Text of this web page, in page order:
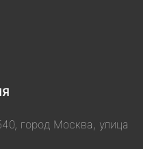
город Москва, улица